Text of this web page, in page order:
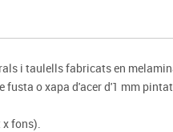
Esports raqueta
Gimnàstica
i taulells fabricats en
fusta o xapa d'acer d'1 mm
x fons).